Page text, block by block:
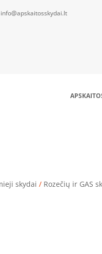
skydai / Rozečių ir GAS